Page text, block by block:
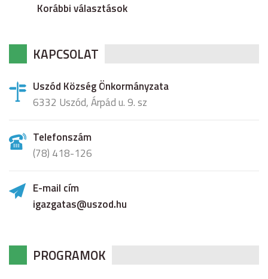
Korábbi választások
KAPCSOLAT
Uszód Község Önkormányzata
6332 Uszód, Árpád u. 9. sz
Telefonszám
(78) 418-126
E-mail cím
igazgatas@uszod.hu
PROGRAMOK